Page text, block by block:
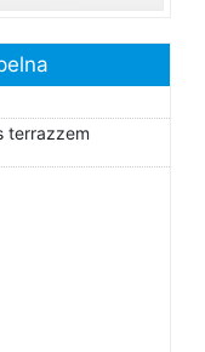
terrazzem